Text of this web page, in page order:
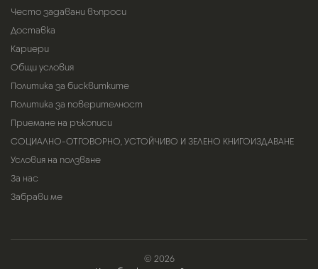
Често задавани въпроси
Доставка
Кариери
Общи условия
Политика за бисквитките
Политика за поверителност
Приемане на ръкописи
СОЦИАЛНО-ОТГОВОРНО, УСТОЙЧИВО И ЗЕЛЕНО КНИГОИЗДАВАНЕ
Условия на ползване
За нас
Забрави ме
© 2026